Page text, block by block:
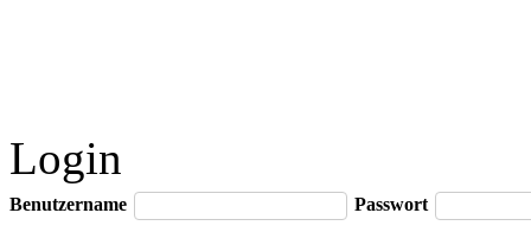
Login
Benutzername Passwort